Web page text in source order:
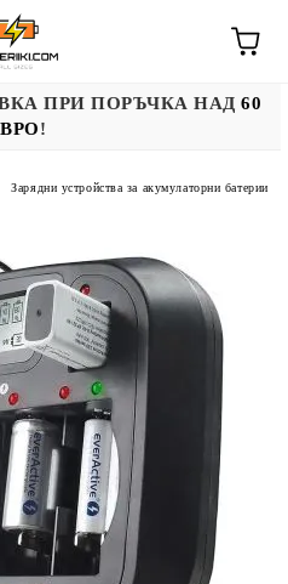
ПРИ ПОРЪЧКА НАД60
!
Зарядни устройства за акумулаторни батерии